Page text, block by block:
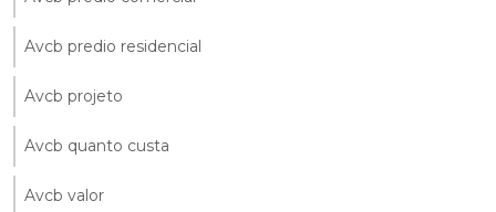
Avcb predio residencial
Avcb projeto
Avcb quanto custa
Avcb valor